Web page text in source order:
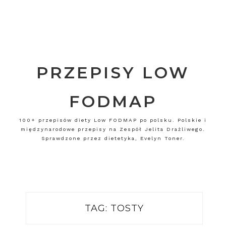
PRZEPISY LOW
FODMAP
100+ przepisów diety Low FODMAP po polsku. Polskie i
międzynarodowe przepisy na Zespół Jelita Drażliwego.
Sprawdzone przez dietetyka, Evelyn Toner.
TAG: TOSTY